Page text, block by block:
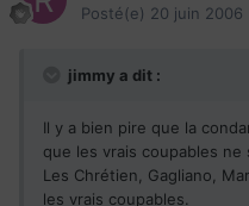
Posté(e) 20 juin 2006
jimmy a dit :
Il y a bien pire que la
que les vrais coupables
Les Chrétien, Gagliano,
les vrais coupables.